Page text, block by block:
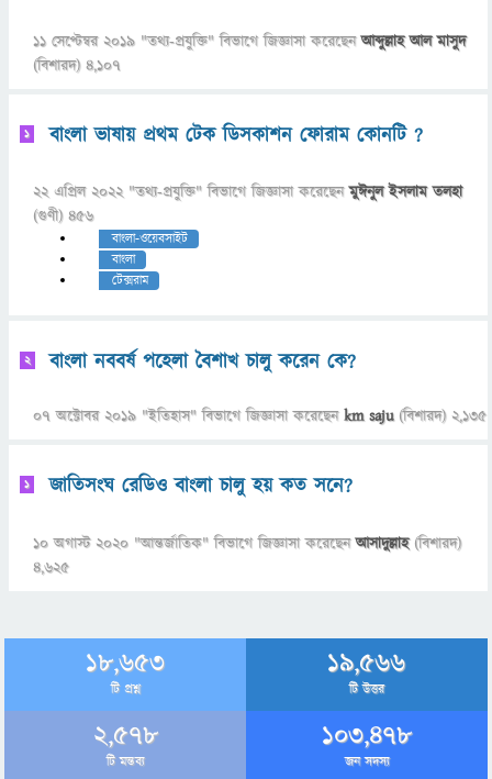
11 সেপ্টেম্বর 2019 "তথ্য-প্রযুক্তি" বিভাগে জিজ্ঞাসাকরেছেনআব্দুল্লাহ আল মাসুদ
(বিশারদ) 4,107
1 বাংলা ভাষায় প্রথম টেক ডিসকাশন ফোরাম কোনটি ?
22 এপ্রিল 2022 "তথ্য-প্রযুক্তি" বিভাগে জিজ্ঞাসাকরেছেনমুঈনুল ইসলাম তলহা
(গুণী) 456
বাংলা-ওয়েবসাইট
বাংলা
টেক্সরাম
2 বাংলা নববর্ষ পহেলা বৈশাখ চালু করেন কে?
07 অক্টোবর 2019 "ইতিহাস" বিভাগে জিজ্ঞাসাকরেছেনkm saju (বিশারদ) 2,135
1 জাতিসংঘ রেডিও বাংলা চালু হয় কত সনে?
10 অগাস্ট 2020 "আন্তর্জাতিক" বিভাগে জিজ্ঞাসাকরেছেনআসাদুল্লাহ (বিশারদ)
4,625
18,653
টি প্রশ্ন
19,566
টি উত্তর
2,578
টি মন্তব্য
103,478
জন সদস্য